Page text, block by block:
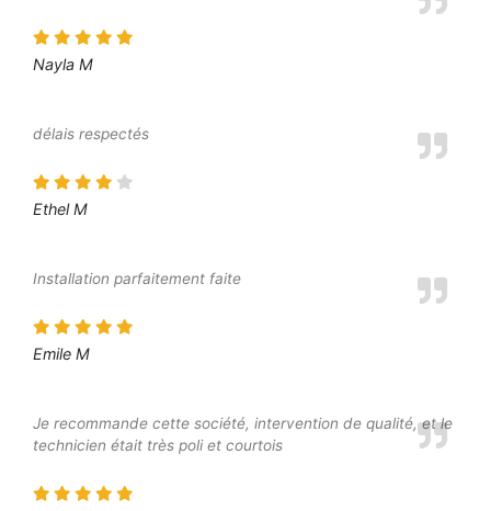
Nayla M
délais respectés
Ethel M
Installation parfaitement faite
Emile M
Je recommande cette société, intervention de qualité, et le
technicien était très poli et courtois